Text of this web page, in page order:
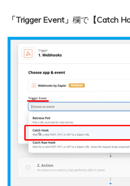
「Trigger Event」 欄で 【Catch